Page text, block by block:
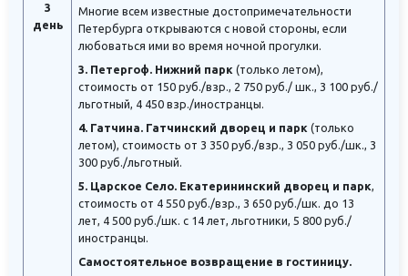
3
день
Многие всем известные достопримечательности
Петербурга открываются с новой стороны, если
любоваться ими во время ночной прогулки.
3. Петергоф. Нижний парк (только летом),
стоимость от 150 руб./взр., 2 750 руб./ шк., 3 100 руб./
льготный, 4 450 взр./иностранцы.
4. Гатчина. Гатчинский дворец и парк (только
летом), стоимость от 3 350 руб./взр., 3 050 руб./шк., 3
300 руб./льготный.
5. Царское Село. Екатерининский дворец и парк,
стоимость от 4 550 руб./взр., 3 650 руб./шк. до 13
лет, 4 500 руб./шк. с 14 лет, льготники, 5 800 руб./
иностранцы.
Самостоятельное возвращение в гостиницу.